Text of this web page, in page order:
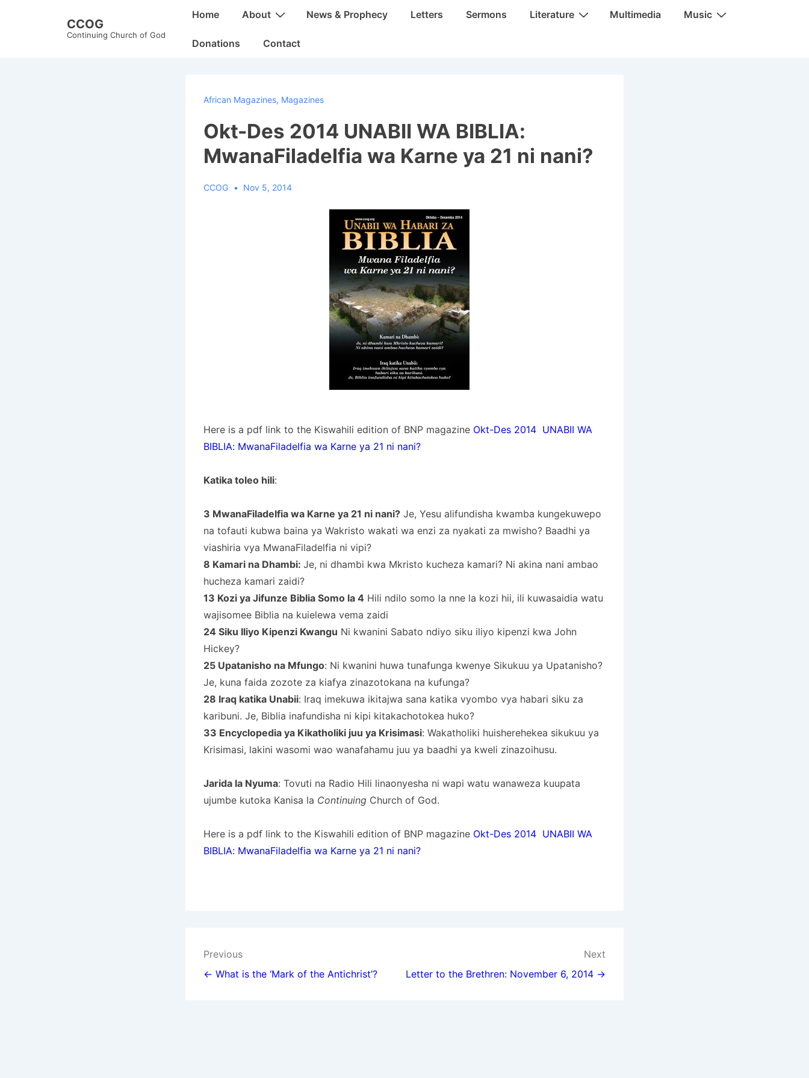
CCOG
Continuing Church of God
MainHome About News & Prophecy Letters Sermons Literature Multimedia Music
Donations Contact
African Magazines, Magazines
Okt-Des 2014 UNABII WA BIBLIA:
MwanaFiladelfia wa Karne ya 21 ni nani?
CCOG Nov 5, 2014
Here is a pdf link to the Kiswahili edition of BNP magazine Okt-Des 2014 UNABII WA
BIBLIA: MwanaFiladelfia wa Karne ya 21 ni nani?
Katika toleo hili:
3 MwanaFiladelfia wa Karne ya 21 ni nani?Je, Yesu alifundisha kwamba kungekuwepo
na tofauti kubwa baina ya Wakristo wakati wa enzi za nyakati za mwisho? Baadhi ya
viashiria vya MwanaFiladelfia ni vipi?
8 Kamari na Dhambi: Je, ni dhambi kwa Mkristo kucheza kamari? Ni akina nani ambao
hucheza kamari zaidi?
13 Kozi ya Jifunze Biblia Somo la 4 Hili ndilo somo la nne la kozi hii, ili kuwasaidia watu
wajisomee Biblia na kuielewa vema zaidi
24 Siku Iliyo Kipenzi Kwangu Ni kwanini Sabato ndiyo siku iliyo kipenzi kwa John
Hickey?
25 Upatanisho na Mfungo: Ni kwanini huwa tunafunga kwenye Sikukuu ya Upatanisho?
Je, kuna faida zozote za kiafya zinazotokana na kufunga?
28 Iraq katika Unabii: Iraq imekuwa ikitajwa sana katika vyombo vya habari siku za
karibuni. Je, Biblia inafundisha ni kipi kitakachotokea huko?
33 Encyclopedia ya Kikatholiki juu ya Krisimasi: Wakatholiki huisherehekea sikukuu ya
Krisimasi, lakini wasomi wao wanafahamu juu ya baadhi ya kweli zinazoihusu.
Jarida la Nyuma: Tovuti na Radio Hili linaonyesha ni wapi watu wanaweza kuupata
ujumbe kutoka Kanisa la Continuing Church of God.
Here is a pdf link to the Kiswahili edition of BNP magazine Okt-Des 2014 UNABII WA
BIBLIA: MwanaFiladelfia wa Karne ya 21 ni nani?
Post
navigation
Previous
← What is the ‘Mark of the Antichrist’?
Next
Letter to the Brethren: November 6, 2014 →